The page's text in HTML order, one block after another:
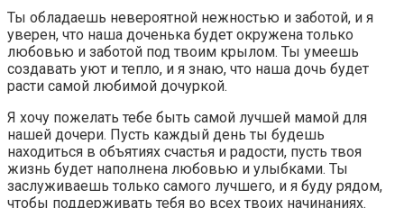
Ты обладаешь невероятной нежностью и заботой, и я
уверен, что наша доченька будет окружена только
любовью и заботой под твоим крылом. Ты умеешь
создавать уют и тепло, и я знаю, что наша дочь будет
расти самой любимой дочуркой.
Я хочу пожелать тебе быть самой лучшей мамой для
нашей дочери. Пусть каждый день ты будешь
находиться в объятиях счастья и радости, пусть твоя
жизнь будет наполнена любовью и улыбками. Ты
заслуживаешь только самого лучшего, и я буду рядом,
чтобы поддерживать тебя во всех твоих начинаниях.